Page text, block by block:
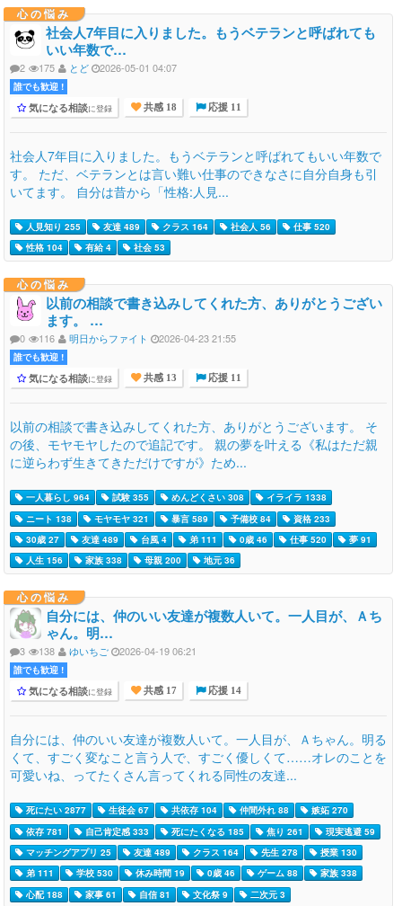
心の悩み
社会人7年目に入りました。もうベテランと呼ばれても
いい年数で…
2 175 とど 2026-05-01 04:07
誰でも歓迎 !
気になる相談に登録 共感 18 応援 11
社会人7年目に入りました。もうベテランと呼ばれてもいい年数で
す。 ただ、ベテランとは言い難い仕事のできなさに自分自身も引
いてます。 自分は昔から「性格:人見...
人見知り 255 友達 489 クラス 164 社会人 56
仕事 520
性格 104
有給 4 社会 53
心の悩み
以前の相談で書き込みしてくれた方、ありがとうござい
ます。 …
0 116 明日からファイト 2026-04-23 21:55
誰でも歓迎 !
気になる相談に登録 共感 13 応援 11
以前の相談で書き込みしてくれた方、ありがとうございます。 そ
の後、モヤモヤしたので追記です。 親の夢を叶える《私はただ親
に逆らわず生きてきただけですが》ため...
一人暮らし 964 試験 355 めんどくさい 308
イライラ 1338
ニート 138
モヤモヤ 321 暴言 589 予備校 84
資格 233
30歳 27
友達 489 台風 4 弟 111 0歳 46 仕事 520
夢 91
人生 156
家族 338 母親 200 地元 36
心の悩み
自分には、仲のいい友達が複数人いて。一人目が、Ａち
ゃん。明…
3 138 ゆいちご 2026-04-19 06:21
誰でも歓迎 !
気になる相談に登録 共感 17 応援 14
自分には、仲のいい友達が複数人いて。一人目が、Ａちゃん。明る
くて、すごく変なこと言う人で、すごく優しくて……オレのことを
可愛いね、ってたくさん言ってくれる同性の友達...
死にたい 2877 生徒会 67 共依存 104 仲間外れ 88
嫉妬 270
依存 781
自己肯定感 333 死にたくなる 185 焦り 261
現実逃避 59
マッチングアプリ 25
友達 489 クラス 164 先生 278
授業 130
弟 111
学校 530 休み時間 19 0歳 46 ゲーム 88
家族 338
心配 188
家事 61 自信 81 文化祭 9 二次元 3